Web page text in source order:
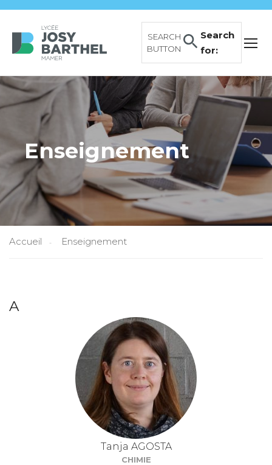
Search
for:
SEARCH
BUTTON
Enseignement
Accueil Enseignement
A
Tanja AGOSTA
CHIMIE